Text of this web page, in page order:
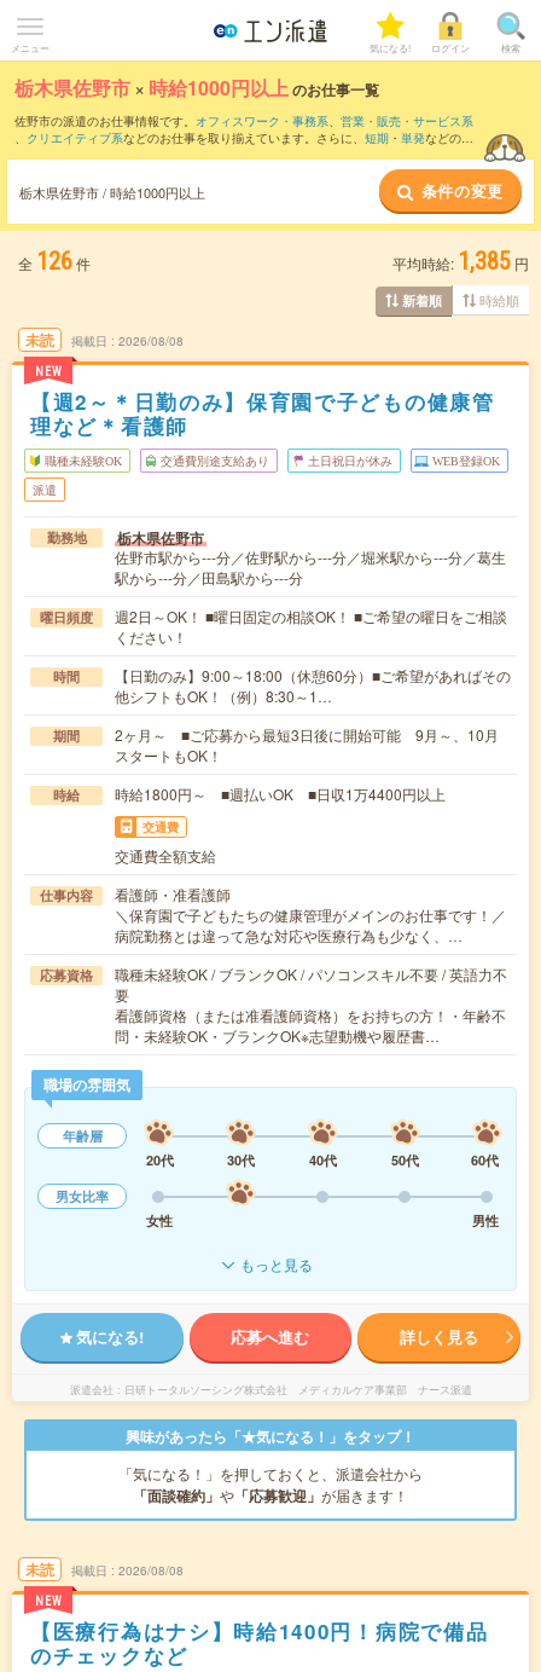
メニュー 気になる! ログイン 検索
栃木県佐野市 × 時給1000円以上のお仕事一覧
佐野市の派遣のお仕事情報です。 オフィスワーク・事務系、 営業・販売・サービス系
、 クリエイティブ系などのお仕事を取り揃えています。さらに、 短期 ・ 単発などの期
時給1100円以上 ・1800円以上の求人はこちら
当サイトでは法令を遵守し、最低賃金以上の求人のみを掲載しています。
栃木県佐野市 / 時給1000円以上 条件の変更
全 126件 平均時給: 1,385 円
新着順 時給順
未読
NEW
掲載日 2026/08/08
【週2～＊日勤のみ】保育園で子どもの健康管
理など＊看護師
職種未経験OK 交通費別途支給あり 土日祝日が休み WEB登録OK
派遣
勤務地 栃木県佐野市
佐野市駅から---分／佐野駅から---分／堀米駅から---分／葛生
駅から---分／田島駅から---分
曜日頻度
週2日～OK！ ■曜日固定の相談OK！ ■ご希望の曜日をご相談
ください！
時間
【日勤のみ】9:00～18:00（休憩60分）■ご希望があればその
他シフトもOK！（例）8:30～1…
期間
2ヶ月～ ■ご応募から最短3日後に開始可能 9月～、10月
スタートもOK！
時給 時給1800円～ ■週払いOK ■日収1万4400円以上
交通費
交通費全額支給
仕事内容
看護師・准看護師
＼保育園で子どもたちの健康管理がメインのお仕事です！／
病院勤務とは違って急な対応や医療行為も少なく、…
応募資格
職種未経験OK / ブランクOK / パソコンスキル不要 / 英語力不
要
看護師資格（または准看護師資格）をお持ちの方！・年齢不
問・未経験OK・ブランクOK※志望動機や履歴書…
職場の雰囲気
年齢層
20代
30代 40代 50代
60代
男女比率
女性
男性
もっと見る
気になる! 応募へ進む 詳しく見る
派遣会社 日研トータルソーシング株式会社 メディカルケア事業部 ナース派遣
興味があったら「★気になる！」をタップ！
「気になる！」を押しておくと、派遣会社から
「面談確約」 や 「応募歓迎」 が届きます！
未読
NEW
掲載日 2026/08/08
【医療行為はナシ】時給1400円！病院で備品
のチェックなど